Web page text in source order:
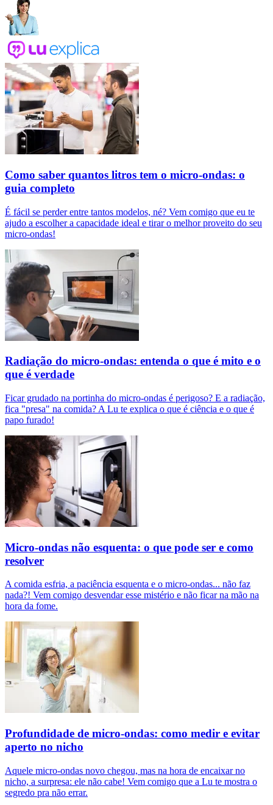
Como saber quantos litros tem o micro-ondas: o
guia completo
É fácil se perder entre tantos modelos, né? Vem comigo que eu te
ajudo a escolher a capacidade ideal e tirar o melhor proveito do seu
micro-ondas!
Radiação do micro-ondas: entenda o que é mito e o
que é verdade
Ficar grudado na portinha do micro-ondas é perigoso? E a radiação,
fica "presa" na comida? A Lu te explica o que é ciência e o que é
papo furado!
Micro-ondas não esquenta: o que pode ser e como
resolver
A comida esfria, a paciência esquenta e o micro-ondas... não faz
nada?! Vem comigo desvendar esse mistério e não ficar na mão na
hora da fome.
Profundidade de micro-ondas: como medir e evitar
aperto no nicho
Aquele micro-ondas novo chegou, mas na hora de encaixar no
nicho, a surpresa: ele não cabe! Vem comigo que a Lu te mostra o
segredo pra não errar.